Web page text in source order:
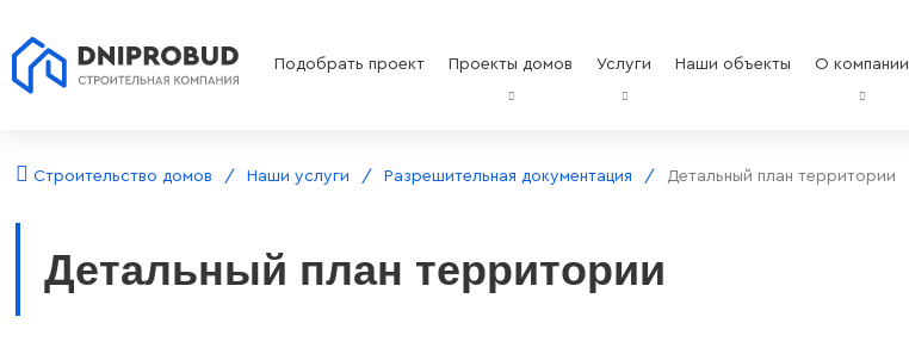
Подобрать проект Проекты домов Услуги Наши объекты О компании
Строительство домов Наши услуги Разрешительная документация Детальный план территории
Детальный план территории